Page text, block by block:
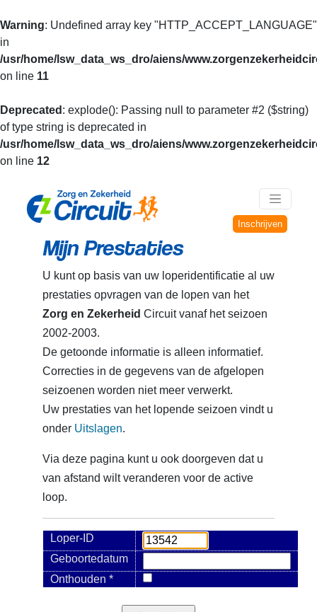
Warning: Undefined array key "HTTP_ACCEPT_LANGUAGE"
in
/usr/home/lsw_data_ws_dro/aiens/
on line 11
Deprecated : explode(): Passing null to parameter #2 ($string)
of type string is deprecated in
/usr/home/lsw_data_ws_dro/aiens/
on line 12
Inschrijven
Mijn Prestaties
U kunt op basis van uw loperidentificatie al uw
prestaties opvragen van de lopen van het
Zorg en Zekerheid Circuit vanaf het seizoen
2002-2003.
De getoonde informatie is alleen informatief.
Correcties in de gegevens van de afgelopen
seizoenen worden niet meer verwerkt.
Uw prestaties van het lopende seizoen vindt u
onder Uitslagen.
Via deze pagina kunt u ook doorgeven dat u
van afstand wilt veranderen voor de active
loop.
Loper-ID
Geboortedatum
Onthouden *